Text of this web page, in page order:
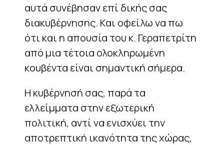
αυτά συνέβησαν επί δικής σας
διακυβέρνησης. Και οφείλω να πω
ότι και η απουσία του κ. Γεραπετρίτη
από μια τέτοια ολοκληρωμένη
κουβέντα είναι σημαντική σήμερα.
Η κυβέρνησή σας, παρά τα
ελλείμματα στην εξωτερική
πολιτική, αντί να ενισχύει την
αποτρεπτική ικανότητα της χώρας,